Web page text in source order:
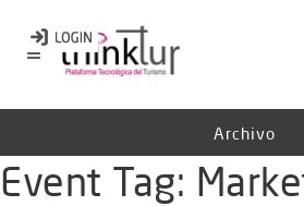
Archivo
Event Tag: